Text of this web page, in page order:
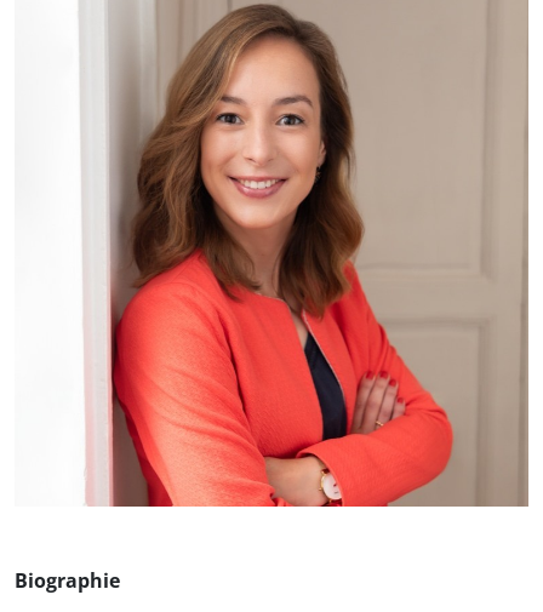
Biographie